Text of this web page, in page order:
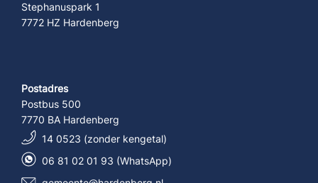
Stephanuspark 1
7772 HZ Hardenberg
Postadres
Postbus 500
7770 BA Hardenberg
14 0523 (zonder kengetal)
06 81 02 01 93 (WhatsApp)